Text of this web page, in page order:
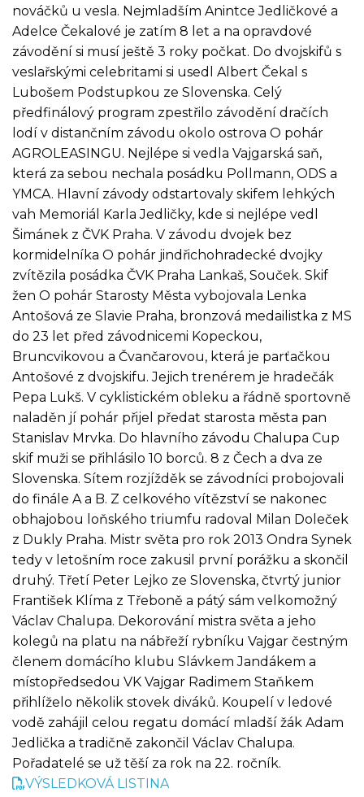
nováčků u vesla. Nejmladším Anintce Jedličkové a
Adelce Čekalové je zatím 8 let a na opravdové
závodění si musí ještě 3 roky počkat. Do dvojskifů s
veslařskými celebritami si usedl Albert Čekal s
Lubošem Podstupkou ze Slovenska. Celý
předfinálový program zpestřilo závodění dračích
lodí v distančním závodu okolo ostrova O pohár
AGROLEASINGU. Nejlépe si vedla Vajgarská saň,
která za sebou nechala posádku Pollmann, ODS a
YMCA. Hlavní závody odstartovaly skifem lehkých
vah Memoriál Karla Jedličky, kde si nejlépe vedl
Šimánek z ČVK Praha. V závodu dvojek bez
kormidelníka O pohár jindřichohradecké dvojky
zvítězila posádka ČVK Praha Lankaš, Souček. Skif
žen O pohár Starosty Města vybojovala Lenka
Antošová ze Slavie Praha, bronzová medailistka z MS
do 23 let před závodnicemi Kopeckou,
Bruncvikovou a Čvančarovou, která je parťačkou
Antošové z dvojskifu. Jejich trenérem je hradečák
Pepa Lukš. V cyklistickém obleku a řádně sportovně
naladěn jí pohár přijel předat starosta města pan
Stanislav Mrvka. Do hlavního závodu Chalupa Cup
skif muži se přihlásilo 10 borců. 8 z Čech a dva ze
Slovenska. Sítem rozjížděk se závodníci probojovali
do finále A a B. Z celkového vítězství se nakonec
obhajobou loňského triumfu radoval Milan Doleček
z Dukly Praha. Mistr světa pro rok 2013 Ondra Synek
tedy v letošním roce zakusil první porážku a skončil
druhý. Třetí Peter Lejko ze Slovenska, čtvrtý junior
František Klíma z Třeboně a pátý sám velkomožný
Václav Chalupa. Dekorování mistra světa a jeho
kolegů na platu na nábřeží rybníku Vajgar čestným
členem domácího klubu Slávkem Jandákem a
místopředsedou VK Vajgar Radimem Staňkem
přihlíželo několik stovek diváků. Koupelí v ledové
vodě zahájil celou regatu domácí mladší žák Adam
Jedlička a tradičně zakončil Václav Chalupa.
Pořadatelé se už těší za rok na 22. ročník.
VÝSLEDKOVÁ LISTINA